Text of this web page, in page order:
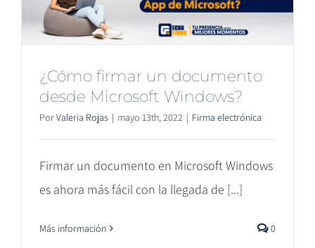
¿Cómo firmar un documento
desde Microsoft Windows?
PorValeria Rojas | mayo 13th, 2022 | Firma electrónica
Firmar un documento en Microsoft Windows
es ahora más fácil con la llegada de [...]
Más información 0